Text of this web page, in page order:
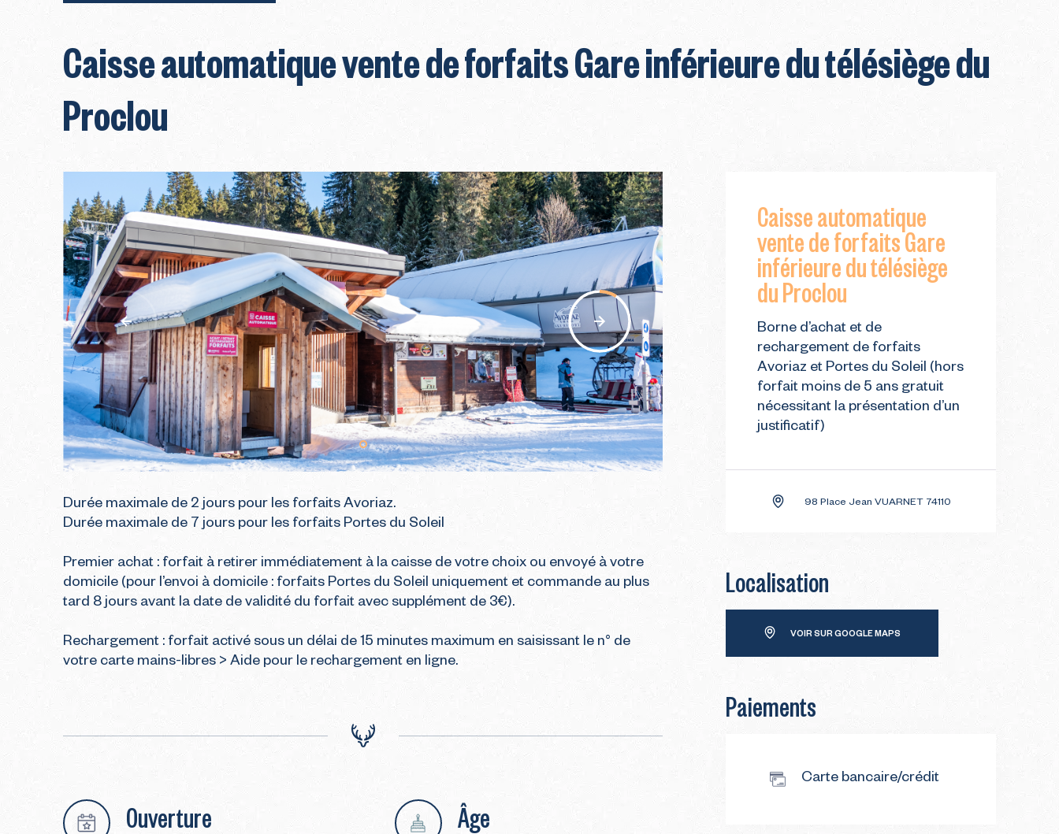
Caisse automatique vente de forfaits Gare inférieure du télésiège du
Proclou
nav
Durée maximale de 2 jours pour les forfaits Avoriaz.
Durée maximale de 7 jours pour les forfaits Portes du Soleil
Premier achat : forfait à retirer immédiatement à la caisse de votre choix ou envoyé à votre
domicile (pour l’envoi à domicile : forfaits Portes du Soleil uniquement et commande au plus
tard 8 jours avant la date de validité du forfait avec supplément de 3€).
Rechargement : forfait activé sous un délai de 15 minutes maximum en saisissant le n° de
votre carte mains-libres > Aide pour le rechargement en ligne.
Ouverture Âge
Caisse automatique
vente de forfaits Gare
inférieure du télésiège
du Proclou
Borne d’achat et de
rechargement de forfaits
Avoriaz et Portes du Soleil (hors
forfait moins de 5 ans gratuit
nécessitant la présentation d’un
justificatif)
98 Place Jean VUARNET 74110
Localisation
VOIR SUR GOOGLE MAPS
Paiements
Carte bancaire/crédit